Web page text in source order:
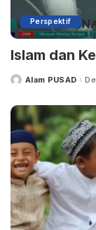
Perspektif
Islam dan
PostedAlam PUSAD